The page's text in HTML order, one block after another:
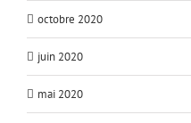
octobre 2020
juin 2020
mai 2020